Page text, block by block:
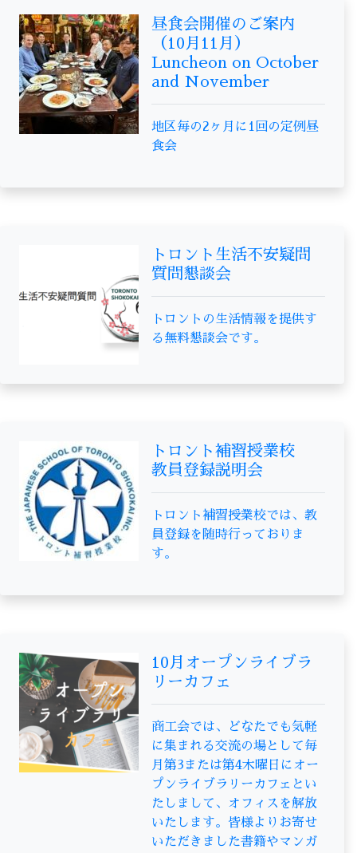
昼食会開催のご案内
（10月11月）
Luncheon on October
and November
地区毎の2ヶ月に1回の定例昼
食会
トロント生活不安疑問
質問懇談会
トロントの生活情報を提供す
る無料懇談会です。
トロント補習授業校
教員登録説明会
トロント補習授業校では、教
員登録を随時行っておりま
す。
10月オープンライブラ
リーカフェ
商工会では、どなたでも気軽
に集まれる交流の場として毎
月第3または第4木曜日にオー
プンライブラリーカフェとい
たしまして、オフィスを解放
いたします。皆様よりお寄せ
いただきました書籍やマンガ